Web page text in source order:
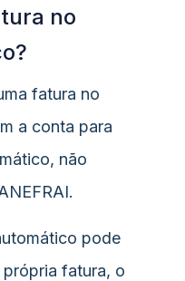
no
fatura no
a conta para
não
pode
fatura, o